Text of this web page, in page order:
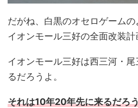
だがね、白黒のオセロゲーム
イオンモール三好の全面改装計
イオンモール三好は西三河・
るだろうよ。
それは10年20年先に来るだろ